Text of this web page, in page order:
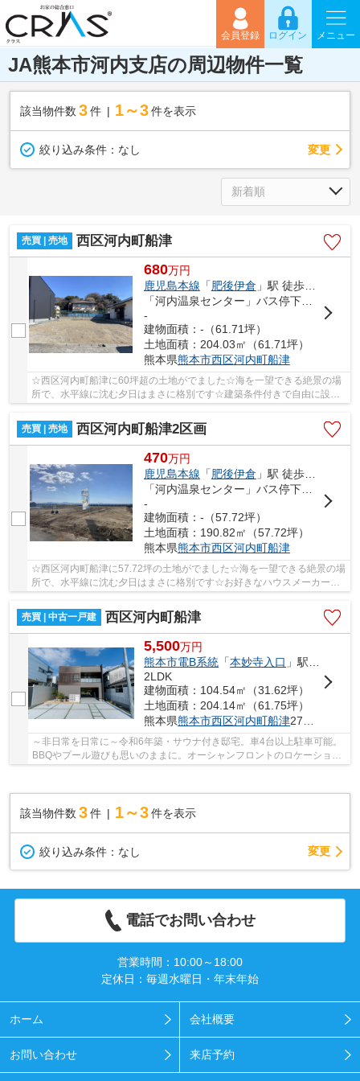
会員登録 ログイン メニュー
JA熊本市河内支店の周辺物件一覧
該当物件数 3件 1～3 件を表示
絞り込み条件： なし 変更
売買 | 売地 西区河内町船津
680万円
鹿児島本線 「肥後伊倉 」駅 徒歩99分
「河内温泉センター」バス停下車 徒歩2分
-
建物面積：-（61.71坪）
土地面積：204.03㎡（61.71坪）
熊本県熊本市西区河内町船津
☆西区河内町船津に60坪超の土地がでました☆海を一望できる絶景の場
所で、水平線に沈む夕日はまさに格別です☆建築条件付きで自由に設計
売買 | 売地
西区河内町船津2区画
470万円
鹿児島本線 「肥後伊倉 」駅 徒歩99分
「河内温泉センター」バス停下車 徒歩4分
-
建物面積：-（57.72坪）
土地面積：190.82㎡（57.72坪）
熊本県熊本市西区河内町船津
☆西区河内町船津に57.72坪の土地がでました☆海を一望できる絶景の場
所で、水平線に沈む夕日はまさに格別です☆お好きなハウスメーカーで
売買 | 中古一戸建
西区河内町船津
5,500万円
熊本市電B系統 「本妙寺入口 」駅 バス32分 「河内温泉センター」 停歩2分
2LDK
建物面積：104.54㎡（31.62坪）
土地面積：204.14㎡（61.75坪）
熊本県熊本市西区河内町船津2709‐121
～非日常を日常に～令和6年築・サウナ付き邸宅。車4台以上駐車可能。
BBQやプール遊びも思いのままに。オーシャンフロントのロケーション
該当物件数 3件 1～3 件を表示
絞り込み条件： なし 変更
電話でお問い合わせ
営業時間：10:00～18:00
定休日：毎週水曜日・年末年始
ホーム 会社概要
お問い合わせ 来店予約